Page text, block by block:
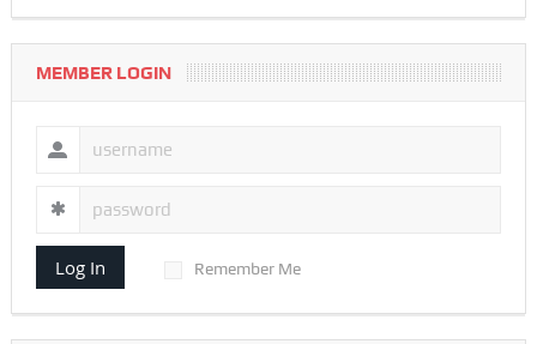
MEMBER LOGIN
Log In Remember Me